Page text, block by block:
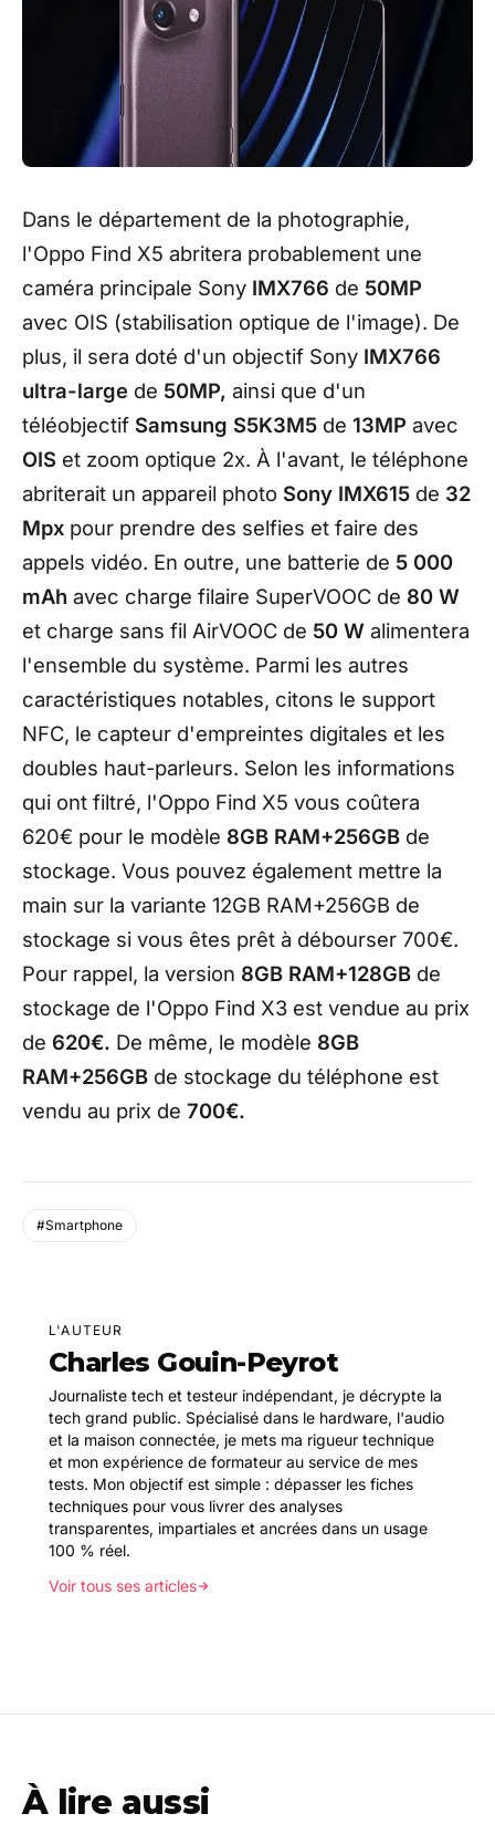
Dans le département de la photographie,
l'Oppo Find X5 abritera probablement une
caméra principale Sony IMX766 de 50MP
avec OIS (stabilisation optique de l'image). De
plus, il sera doté d'un objectif Sony IMX766
ultra-large de 50MP, ainsi que d'un
téléobjectif Samsung S5K3M5 de 13MP avec
OIS et zoom optique 2x. À l'avant, le téléphone
abriterait un appareil photo Sony IMX615 de 32
Mpx pour prendre des selfies et faire des
appels vidéo. En outre, une batterie de 5 000
mAh avec charge filaire SuperVOOC de 80 W
et charge sans fil AirVOOC de 50 W alimentera
l'ensemble du système. Parmi les autres
caractéristiques notables, citons le support
NFC, le capteur d'empreintes digitales et les
doubles haut-parleurs. Selon les informations
qui ont filtré, l'Oppo Find X5 vous coûtera
620€ pour le modèle 8GB RAM+256GB de
stockage. Vous pouvez également mettre la
main sur la variante 12GB RAM+256GB de
stockage si vous êtes prêt à débourser 700€.
Pour rappel, la version 8GB RAM+128GB de
stockage de l'Oppo Find X3 est vendue au prix
de 620€. De même, le modèle 8GB
RAM+256GB de stockage du téléphone est
vendu au prix de 700€.
#Smartphone
L'AUTEUR
Charles Gouin-Peyrot
Journaliste tech et testeur indépendant, je décrypte la
tech grand public. Spécialisé dans le hardware, l'audio
et la maison connectée, je mets ma rigueur technique
et mon expérience de formateur au service de mes
tests. Mon objectif est simple : dépasser les fiches
techniques pour vous livrer des analyses
transparentes, impartiales et ancrées dans un usage
100 % réel.
Voir tous ses articles
À lire aussi